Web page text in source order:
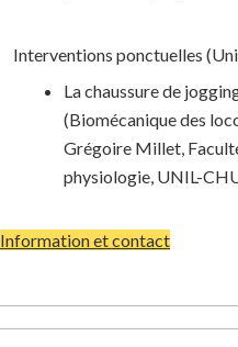
Interventions ponctuelles
La chaussure de
(Biomécanique des
Grégoire Millet,
physiologie, UNIL-
Information et contact